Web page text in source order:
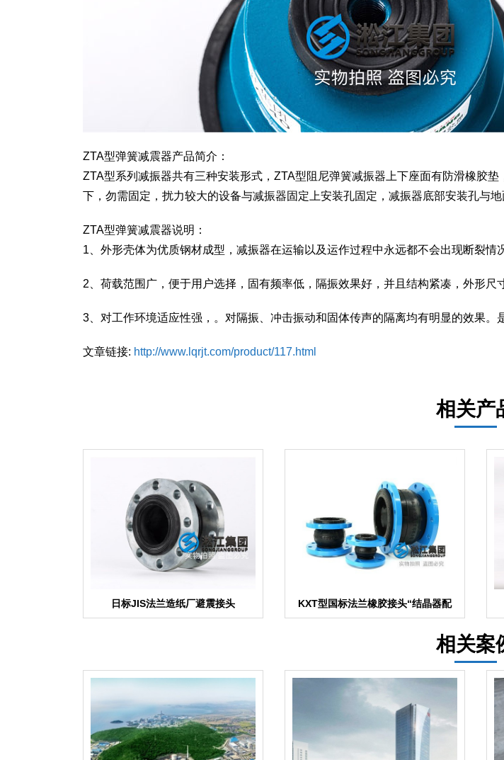
ZTA型弹簧减震器产品简介：
ZTA型系列减振器共有三种安装形式，ZTA型阻尼弹簧减振器上下座面有防滑橡胶
下，勿需固定，扰力较大的设备与减振器固定上安装孔固定，减振器底部安装孔与地
ZTA型弹簧减震器说明：
1、外形壳体为优质钢材成型，减振器在运输以及运作过程中永远都不会出现断裂情
2、荷载范围广，便于用户选择，固有频率低，隔振效果好，并且结构紧凑，外形尺
3、对工作环境适应性强，。对隔振、冲击振动和固体传声的隔离均有明显的效果。
文章链接: http://www.lqrjt.com/product/117.html
相关产
日标JIS法兰造纸厂避震接头
KXT型国标法兰橡胶接头“结晶器配
套”
相关案